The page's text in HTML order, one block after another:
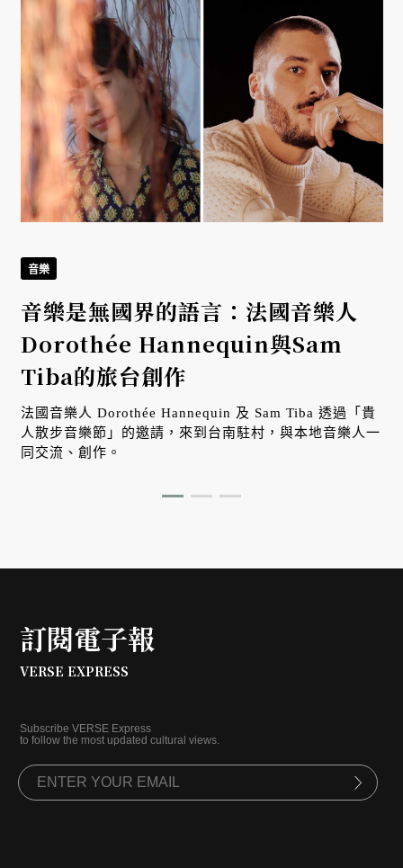
音樂
音樂是無國界的語言：法國音樂人
Dorothée Hannequin與Sam
Tiba的旅台創作
法國音樂人 Dorothée Hannequin 及 Sam Tiba 透過「貴
人散步音樂節」的邀請，來到台南駐村，與本地音樂人一
同交流、創作。
訂閱電子報
VERSE EXPRESS
Subscribe VERSE Express
to follow the most updated cultural views.